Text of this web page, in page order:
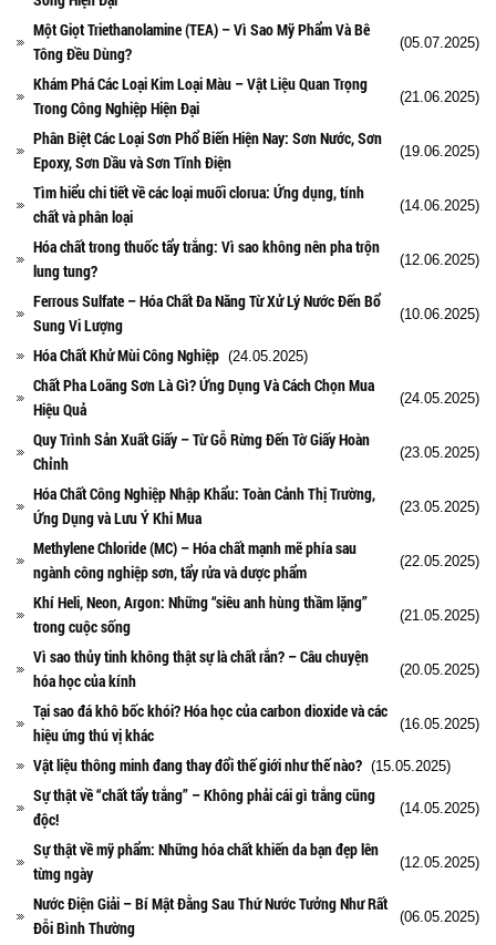
Một Giọt Triethanolamine (TEA) – Vì Sao Mỹ Phẩm Và Bê
Tông Đều Dùng?
(05.07.2025)
Khám Phá Các Loại Kim Loại Màu – Vật Liệu Quan Trọng
Trong Công Nghiệp Hiện Đại
(21.06.2025)
Phân Biệt Các Loại Sơn Phổ Biến Hiện Nay: Sơn Nước, Sơn
Epoxy, Sơn Dầu và Sơn Tĩnh Điện
(19.06.2025)
Tìm hiểu chi tiết về các loại muối clorua: Ứng dụng, tính
chất và phân loại
(14.06.2025)
Hóa chất trong thuốc tẩy trắng: Vì sao không nên pha trộn
lung tung?
(12.06.2025)
Ferrous Sulfate – Hóa Chất Đa Năng Từ Xử Lý Nước Đến Bổ
Sung Vi Lượng
(10.06.2025)
Hóa Chất Khử Mùi Công Nghiệp (24.05.2025)
Chất Pha Loãng Sơn Là Gì? Ứng Dụng Và Cách Chọn Mua
Hiệu Quả
(24.05.2025)
Quy Trình Sản Xuất Giấy – Từ Gỗ Rừng Đến Tờ Giấy Hoàn
Chỉnh
(23.05.2025)
Hóa Chất Công Nghiệp Nhập Khẩu: Toàn Cảnh Thị Trường,
Ứng Dụng và Lưu Ý Khi Mua
(23.05.2025)
Methylene Chloride (MC) – Hóa chất mạnh mẽ phía sau
ngành công nghiệp sơn, tẩy rửa và dược phẩm
(22.05.2025)
Khí Heli, Neon, Argon: Những “siêu anh hùng thầm lặng”
trong cuộc sống
(21.05.2025)
Vì sao thủy tinh không thật sự là chất rắn? – Câu chuyện
hóa học của kính
(20.05.2025)
Tại sao đá khô bốc khói? Hóa học của carbon dioxide và các
hiệu ứng thú vị khác
(16.05.2025)
Vật liệu thông minh đang thay đổi thế giới như thế nào? (15.05.2025)
Sự thật về “chất tẩy trắng” – Không phải cái gì trắng cũng
độc!
(14.05.2025)
Sự thật về mỹ phẩm: Những hóa chất khiến da bạn đẹp lên
từng ngày
(12.05.2025)
Nước Điện Giải – Bí Mật Đằng Sau Thứ Nước Tưởng Như Rất
Đỗi Bình Thường
(06.05.2025)